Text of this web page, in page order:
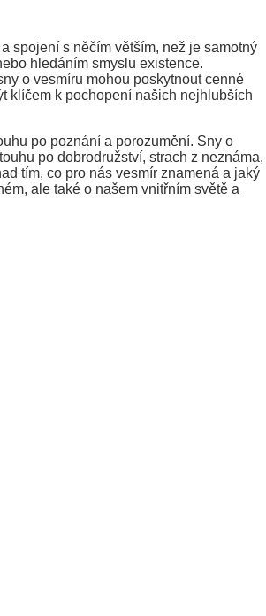
spojení s něčím větším, než je samotný
hledáním smyslu existence.
o vesmíru mohou poskytnout cenné
klíčem k pochopení našich nejhlubších
po poznání a porozumění. Sny o
po dobrodružství, strach z neznáma,
tím, co pro nás vesmír znamená a jaký
ale také o našem vnitřním světě a